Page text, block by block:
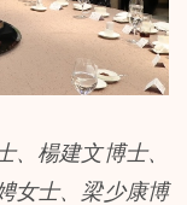
楊建文博士、
女士、梁少康博